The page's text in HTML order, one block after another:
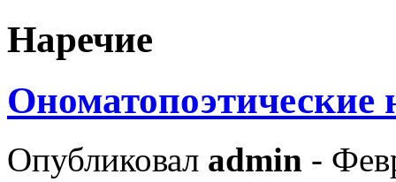
Наречие
Ономатопоэтические
Опубликовал admin -